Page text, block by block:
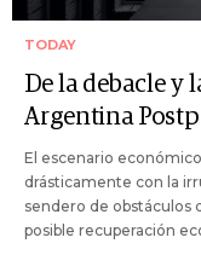
TODAY
De la debacle y
Argentina
El escenario
drásticamente con la
sendero de obstáculos
posible recuperación